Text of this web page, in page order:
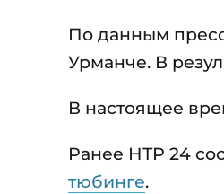
По данным
Урманче. В
В настоящее
Ранее НТР 24
тюбинге.